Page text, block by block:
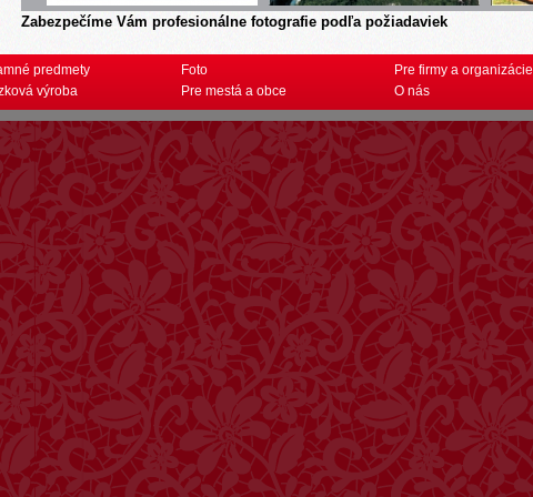
Zabezpečíme Vám profesionálne fotografie podľa požiadaviek
predmety
výroba
Foto
Pre mestá a obce
Pre firmy a organizácie
O nás